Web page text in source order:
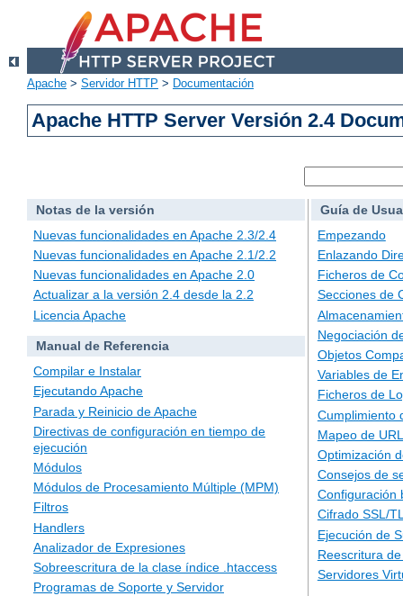
Apache > Servidor HTTP > Documentación
Apache HTTP Server Versión 2.4
Notas de la versión
Nuevas funcionalidades en Apache 2.3/2.4
Nuevas funcionalidades en Apache 2.1/2.2
Nuevas funcionalidades en Apache 2.0
Actualizar a la versión 2.4 desde la 2.2
Licencia Apache
Manual de Referencia
Compilar e Instalar
Ejecutando Apache
Parada y Reinicio de Apache
Directivas de configuración en tiempo de
ejecución
Módulos
Módulos de Procesamiento Múltiple (MPM)
Filtros
Handlers
Analizador de Expresiones
Sobreescritura de la clase índice .htaccess
Programas de Soporte y Servidor
Guía de
Empezando
Enlazando
Ficheros de
Secciones de
Negociación
Objetos
Variables de
Ficheros de
Cumplimiento
Mapeo de
Optimización
Consejos de
Configuración
Cifrado SSL/
Ejecución de
Reescritura
Servidores